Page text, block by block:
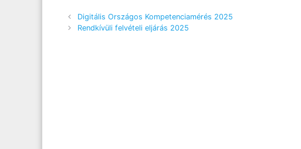
Digitális Országos Kompetenciamérés 2025
Rendkívüli felvételi eljárás 2025